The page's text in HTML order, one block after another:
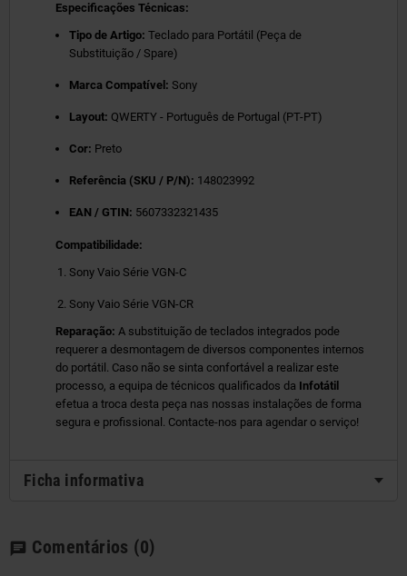
Especificações Técnicas:
Tipo de Artigo: Teclado para Portátil (Peça de
Substituição / Spare)
Marca Compatível: Sony
Layout: QWERTY - Português de Portugal (PT-PT)
Cor: Preto
Referência (SKU / P/N): 148023992
EAN / GTIN: 5607332321435
Compatibilidade:
Sony Vaio Série VGN-C
Sony Vaio Série VGN-CR
Reparação: A substituição de teclados integrados pode
requerer a desmontagem de diversos componentes internos
do portátil. Caso não se sinta confortável a realizar este
processo, a equipa de técnicos qualificados da Infotátil
efetua a troca desta peça nas nossas instalações de forma
segura e profissional. Contacte-nos para agendar o serviço!
Ficha informativa
chat Comentários (0)